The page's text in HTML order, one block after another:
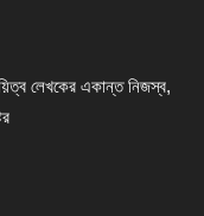
লেখকের একান্ত নিজস্ব,